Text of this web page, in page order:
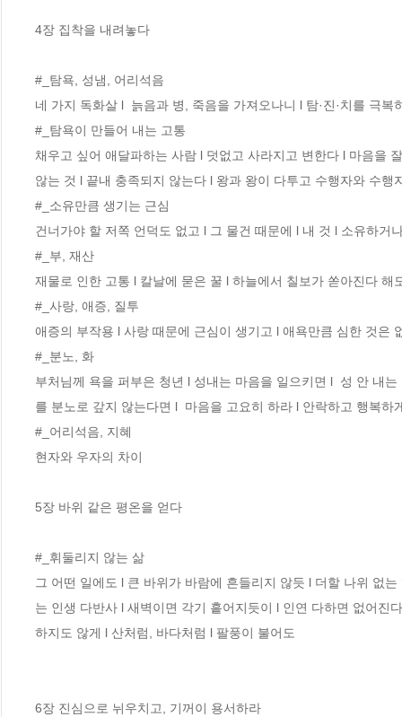
4장 집착을 내려놓다
#_탐욕, 성냄, 어리석음
네 가지 독화살 l  늙음과 병, 죽음을 가져오나니 l 탐·진·치를 극복
#_탐욕이 만들어 내는 고통
채우고 싶어 애달파하는 사람 l 덧없고 사라지고 변한다 l 마음을
않는 것 l 끝내 충족되지 않는다 l 왕과 왕이 다투고 수행자와 수
#_소유만큼 생기는 근심
건너가야 할 저쪽 언덕도 없고 l 그 물건 때문에 l 내 것 l 소유하
#_부, 재산
재물로 인한 고통 l 칼날에 묻은 꿀 l 하늘에서 칠보가 쏟아진다
#_사랑, 애증, 질투
애증의 부작용 l 사랑 때문에 근심이 생기고 l 애욕만큼 심한 것
#_분노, 화
부처님께 욕을 퍼부은 청년 l 성내는 마음을 일으키면 l  성 안 내
를 분노로 갚지 않는다면 l  마음을 고요히 하라 l 안락하고 행복
#_어리석음, 지혜
현자와 우자의 차이
5장 바위 같은 평온을 얻다
#_휘둘리지 않는 삶
그 어떤 일에도 l 큰 바위가 바람에 흔들리지 않듯 l 더할 나위 없
는 인생 다반사 l 새벽이면 각기 흩어지듯이 l 인연 다하면 없어진
하지도 않게 l 산처럼, 바다처럼 l 팔풍이 불어도
6장 진심으로 뉘우치고, 기꺼이 용서하라